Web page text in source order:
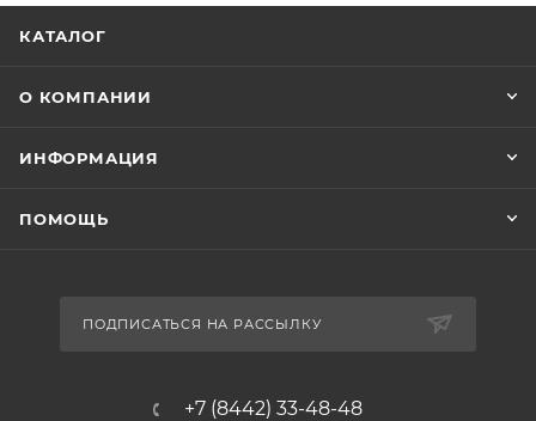
КАТАЛОГ
О КОМПАНИИ
ИНФОРМАЦИЯ
ПОМОЩЬ
ПОДПИСАТЬСЯ НА РАССЫЛКУ
+7 (8442) 33-48-48